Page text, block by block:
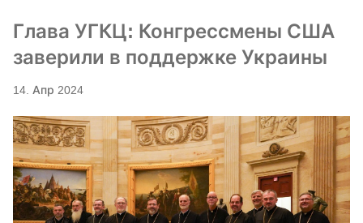
Глава УГКЦ: Конгрессмены США
заверили в поддержке Украины
14. Апр 2024